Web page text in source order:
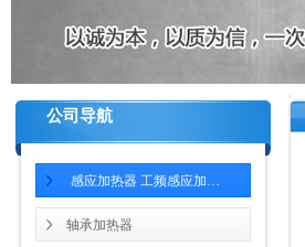
公司导航
感应加热器 工频感应加…
轴承加热器